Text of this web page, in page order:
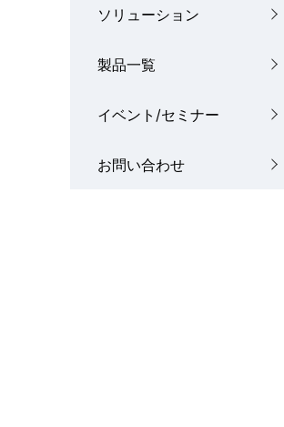
ソリューション
製品一覧
イベント/セミナー
お問い合わせ